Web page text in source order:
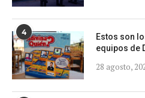
4
Estos son
equipos de
28 agosto,